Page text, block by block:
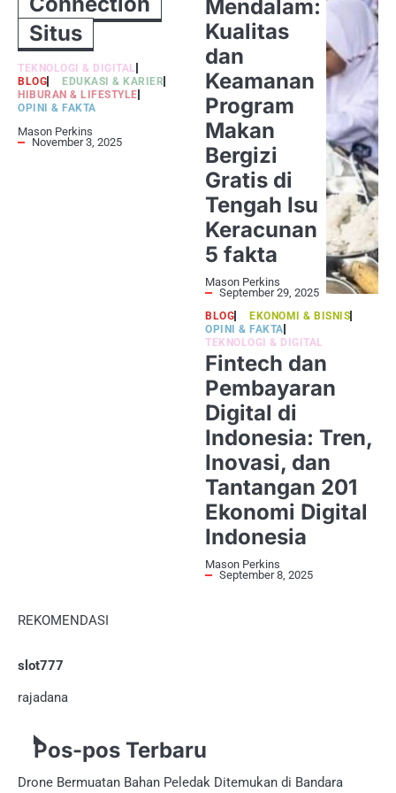
Situs
TEKNOLOGI & DIGITAL
BLOG
EDUKASI & KARIER
HIBURAN & LIFESTYLE
OPINI & FAKTA
Mason Perkins
November 3, 2025
Mendalam:
Kualitas
dan
Keamanan
Program
Makan
Bergizi
Gratis di
Tengah Isu
Keracunan
5 fakta
Mason Perkins
September 29, 2025
Fintech dan
Pembayaran
Digital di
Indonesia: Tren,
Inovasi, dan
Tantangan 201
Ekonomi Digital
Indonesia
BLOG
EKONOMI & BISNIS
OPINI & FAKTA
TEKNOLOGI & DIGITAL
Mason Perkins
September 8, 2025
REKOMENDASI
slot777
rajadana
Pos-pos Terbaru
Drone Bermuatan Bahan Peledak Ditemukan di Bandara